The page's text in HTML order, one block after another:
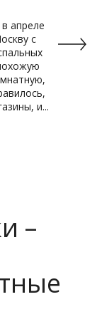
апреле
с
и...
–